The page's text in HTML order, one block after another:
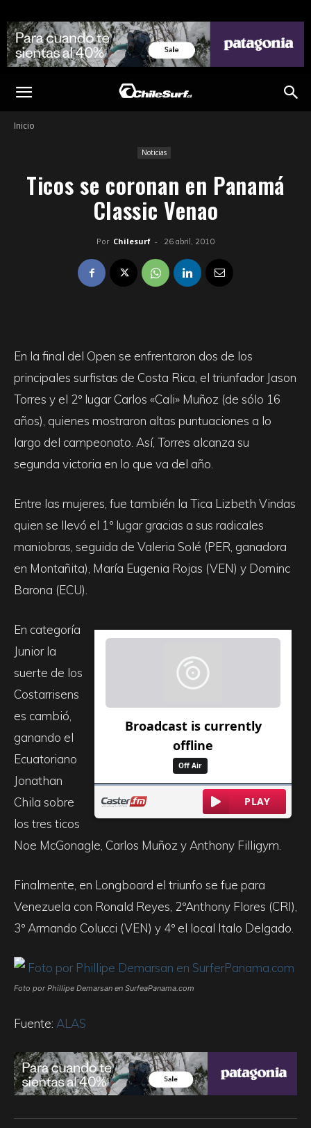
Inicio
Noticias
Ticos se coronan en Panamá
Classic Venao
Por Chilesurf - 26 abril, 2010
En la final del Open se enfrentaron dos de los
principales surfistas de Costa Rica, el triunfador Jason
Torres y el 2º lugar Carlos «Cali» Muñoz (de sólo 16
años), quienes mostraron altas puntuaciones a lo
largo del campeonato. Así, Torres alcanza su
segunda victoria en lo que va del año.
Entre las mujeres, fue también la Tica Lizbeth Vindas
quien se llevó el 1º lugar gracias a sus radicales
maniobras, seguida de Valeria Solé (PER, ganadora
en Montañita), María Eugenia Rojas (VEN) y Dominc
Barona (ECU).
En categoría
Junior la
suerte de los
Costarrisens
es cambió,
ganando el
Ecuatoriano
Jonathan
Chila sobre
los tres ticos
Noe McGonagle, Carlos Muñoz y Anthony Filligym.
Finalmente, en Longboard el triunfo se fue para
Venezuela con Ronald Reyes, 2ºAnthony Flores (CRI),
3º Armando Colucci (VEN) y 4º el local Italo Delgado.
Foto por Phillipe Demarsan en SurfeaPanama.com
Fuente: ALAS